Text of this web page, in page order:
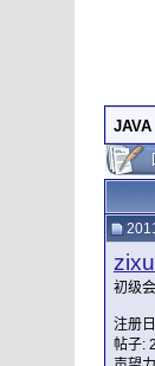
JAVA
初级
注册
帖子: 2